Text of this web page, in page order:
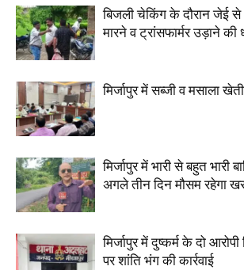
बिजली चेकिंग के दौरान जेई
मारने व ट्रांसफार्मर उड़ाने
मिर्जापुर में सब्जी व मसाला
मिर्जापुर में भारी से बहुत भारी
अगले तीन दिन मौसम रहेगा
मिर्जापुर में दुष्कर्म के दो
पर शांति भंग की कार्रवाई